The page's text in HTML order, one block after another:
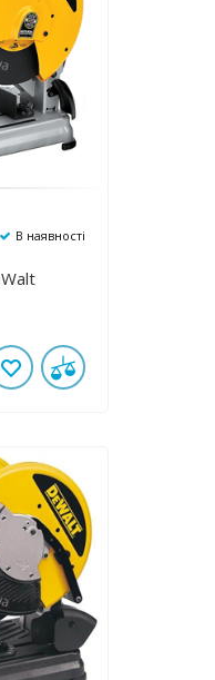
В наявності